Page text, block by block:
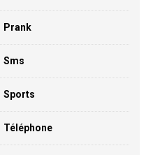
Prank
Sms
Sports
Téléphone